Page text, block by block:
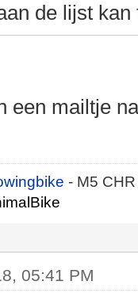
de lijst kan
een mailtje
- M5
05:41 PM